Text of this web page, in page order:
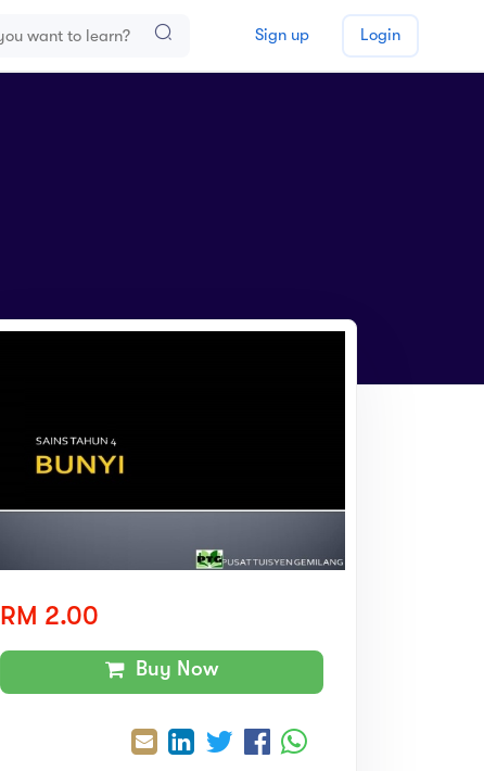
Sign up Login
RM 2.00
Buy Now